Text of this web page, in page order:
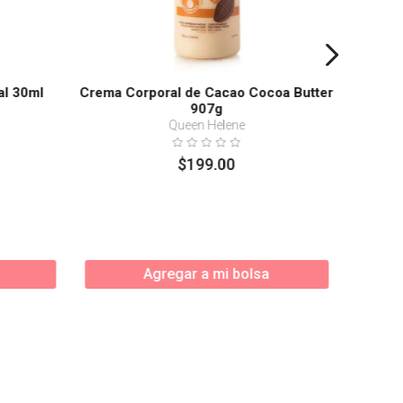
30ml
Crema Corporal de Cacao Cocoa Butter
907g
Queen Helene
$199.00
Agregar a mi bolsa